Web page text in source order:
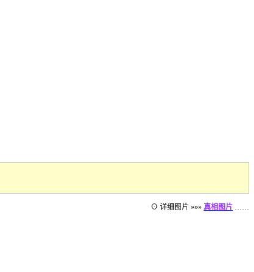
⊙ 详细图片 »»» 真相图片 ……